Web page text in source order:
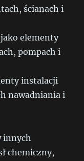
ścianach i
elementy
pompach i
instalacji
nawadniania i
innych
chemiczny,